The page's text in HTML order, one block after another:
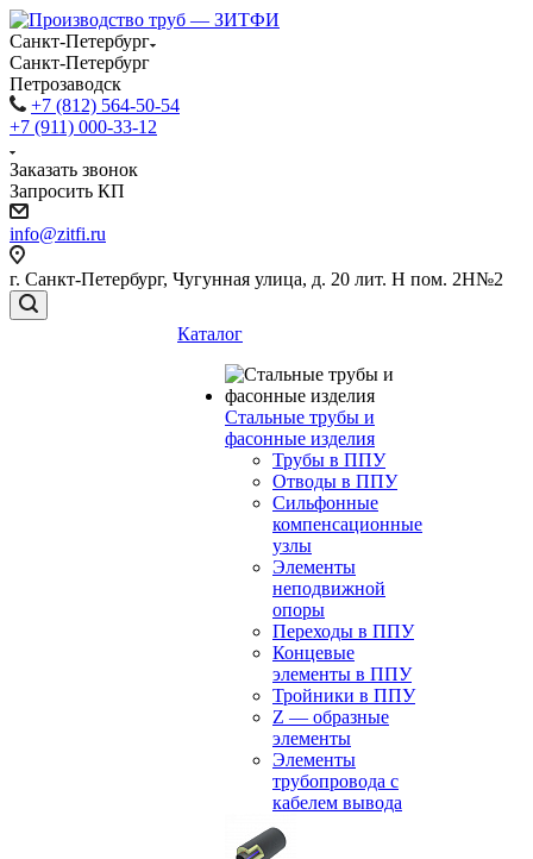
Санкт-Петербург
Санкт-Петербург
Петрозаводск
+7 (812) 564-50-54
+7 (911) 000-33-12
Заказать звонок
Запросить КП
info@zitfi.ru
г. Санкт-Петербург, Чугунная улица, д. 20 лит. Н пом. 2Н№2
Каталог
Стальные трубы и
фасонные изделия
Трубы в ППУ
Отводы в ППУ
Сильфонные
компенсационные
узлы
Элементы
неподвижной
опоры
Переходы в ППУ
Концевые
элементы в ППУ
Тройники в ППУ
Z — образные
элементы
Элементы
трубопровода с
кабелем вывода